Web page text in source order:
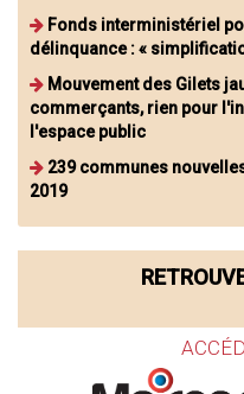
Fonds interministériel
délinquance : «
Mouvement des Gilets
commerçants, rien pour
l'espace public
239 communes
2019